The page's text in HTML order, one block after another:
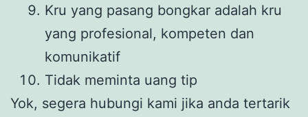
Kru yang pasang bongkar adalah kru
yang profesional, kompeten dan
komunikatif
Tidak meminta uang tip
Yok, segera hubungi kami jika anda tertarik